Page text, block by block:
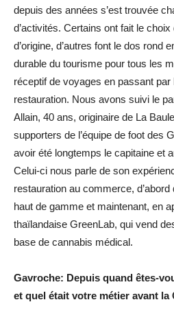
depuis des années s’est trouvée
d’activités. Certains ont fait le
d’origine, d’autres font le dos rond
durable du tourisme pour tous les
réceptif de voyages en passant par
restauration. Nous avons suivi le
Allain, 40 ans, originaire de La
supporters de l’équipe de foot des
avoir été longtemps le capitaine et
Celui-ci nous parle de son
restauration au commerce,
haut de gamme et maintenant, en
thaïlandaise GreenLab, qui vend
base de cannabis médical.
Gavroche: Depuis quand êtes-
et quel était votre métier avant la